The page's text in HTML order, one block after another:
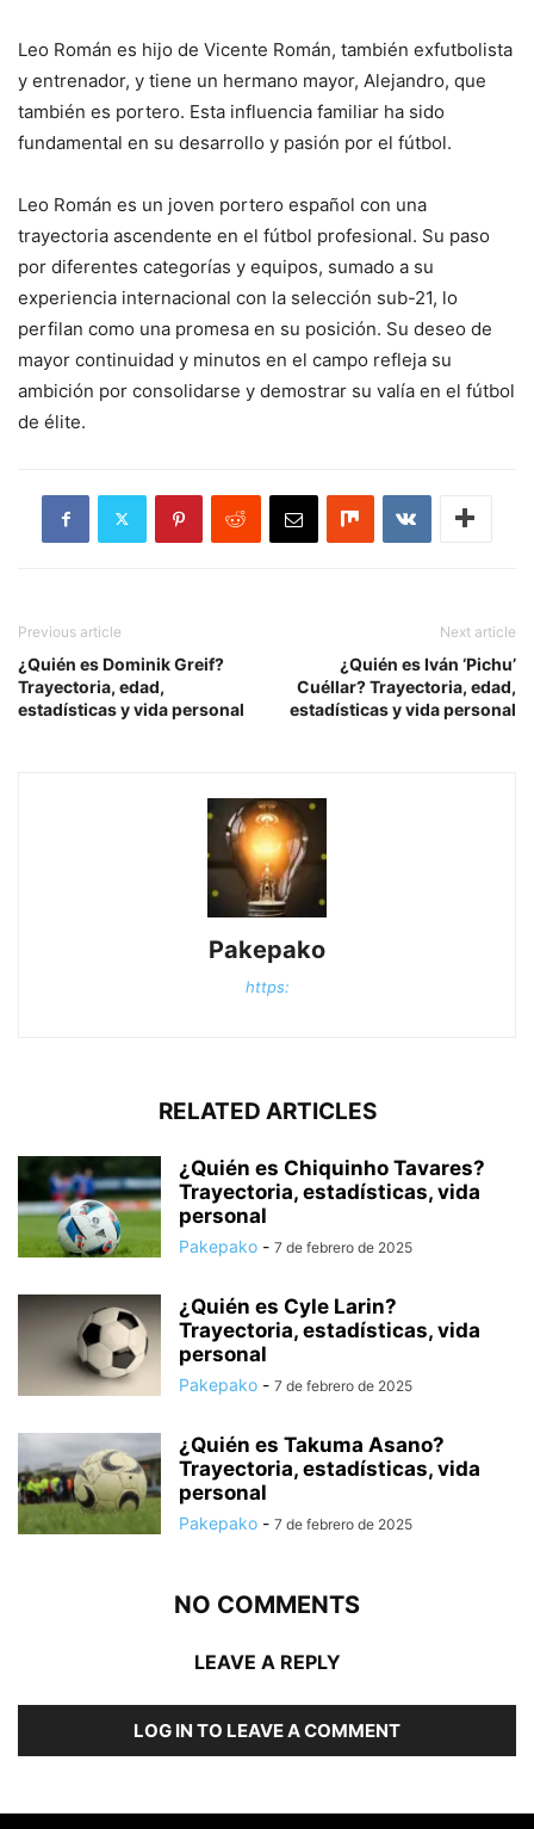
Leo Román es hijo de Vicente Román, también exfutbolista
y entrenador, y tiene un hermano mayor, Alejandro, que
también es portero. Esta influencia familiar ha sido
fundamental en su desarrollo y pasión por el fútbol.
Leo Román es un joven portero español con una
trayectoria ascendente en el fútbol profesional. Su paso
por diferentes categorías y equipos, sumado a su
experiencia internacional con la selección sub-21, lo
perfilan como una promesa en su posición. Su deseo de
mayor continuidad y minutos en el campo refleja su
ambición por consolidarse y demostrar su valía en el fútbol
de élite.
Previous article
¿Quién es Dominik Greif?
Trayectoria, edad,
estadísticas y vida personal
Next article
¿Quién es Iván ‘Pichu’
Cuéllar? Trayectoria, edad,
estadísticas y vida personal
Pakepako
https:
RELATED ARTICLES
¿Quién es Chiquinho Tavares?
Trayectoria, estadísticas, vida
personal
Pakepako - 7 de febrero de 2025
¿Quién es Cyle Larin?
Trayectoria, estadísticas, vida
personal
Pakepako - 7 de febrero de 2025
¿Quién es Takuma Asano?
Trayectoria, estadísticas, vida
personal
Pakepako - 7 de febrero de 2025
NO COMMENTS
LEAVE A REPLY
LOG IN TO LEAVE A COMMENT